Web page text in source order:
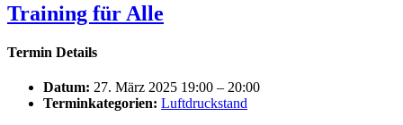
Training für Alle
Termin Details
Datum: 27. März 2025 19:00 – 20:00
Terminkategorien: Luftdruckstand